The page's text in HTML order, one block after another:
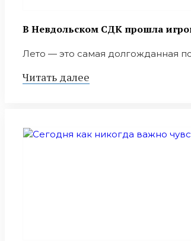
В Невдольском СДК прошла
Лето — это самая долгожданная
Читать далее